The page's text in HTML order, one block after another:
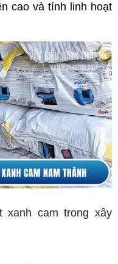
cao và tính linh hoạt
cam trong xây